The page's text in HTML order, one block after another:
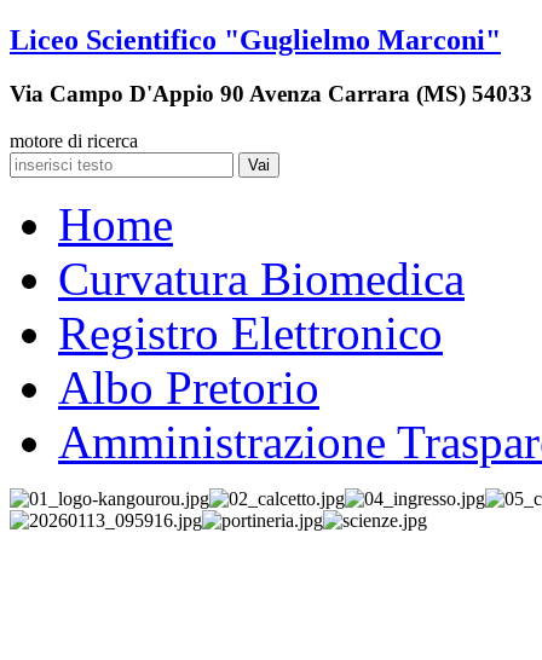
Liceo Scientifico "Guglielmo Marconi"
Via Campo D'Appio 90 Avenza Carrara (MS) 54033
motore di ricerca
Vai
Home
Curvatura Biomedica
Registro Elettronico
Albo Pretorio
Amministrazione